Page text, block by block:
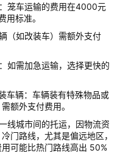
笼车运输的费用在4000元
标准。
（如改装车）需额外支付
如需加急运输，选择更快的
车辆：车辆装有特殊物品或
额外支付费用。
线城市间的托运，因物流资
门路线，尤其是偏远地区，
可能比热门路线高出 50%